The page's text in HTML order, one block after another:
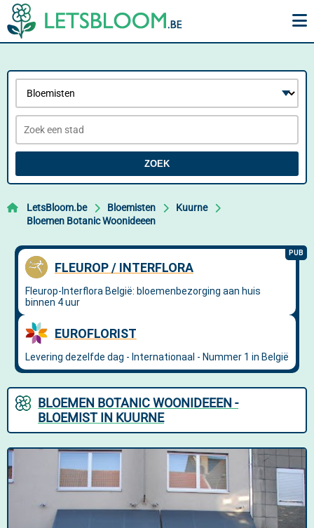
ZOEK
LetsBloom.be Bloemisten
Kuurne
Bloemen Botanic Woonideeen
BLOEMEN BOTANIC WOONIDEEEN -
BLOEMIST IN KUURNE